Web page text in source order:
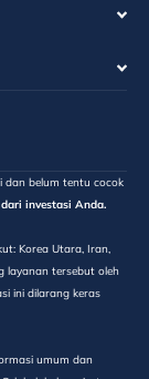
dan belum tentu cocok
investasi Anda.
Korea Utara, Iran,
layanan tersebut oleh
ini dilarang keras
umum dan